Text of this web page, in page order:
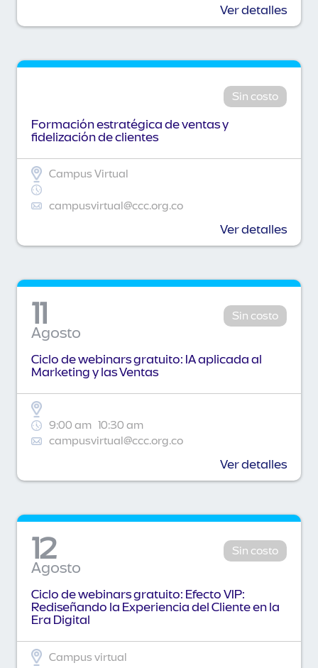
Ver detalles
Sin costo
Formación estratégica de ventas y
fidelización de clientes
Campus Virtual
campusvirtual@ccc.org.co
Ver detalles
11
Agosto
Sin costo
Ciclo de webinars gratuito: IA aplicada al
Marketing y las Ventas
9:00 am 10:30 am
campusvirtual@ccc.org.co
Ver detalles
12
Agosto
Sin costo
Ciclo de webinars gratuito: Efecto VIP:
Rediseñando la Experiencia del Cliente en la
Era Digital
Campus virtual